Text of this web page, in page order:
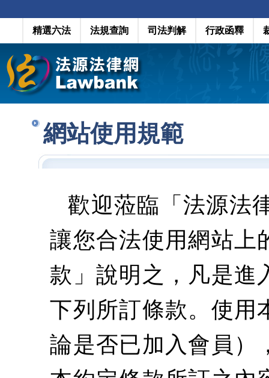
精選六法 法規查詢 司法判解 行政函釋
網站使用規範
歡迎蒞臨「法源法
讓您合法使用網站上
款」說明之，凡是進
下列所訂條款。使用
論是否已加入會員）